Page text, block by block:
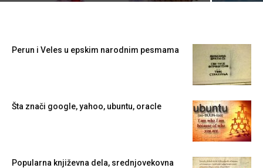
Perun i Veles u epskim narodnim pesmama
Šta znači google, yahoo, ubuntu, oracle
Popularna književna dela, srednjovekovna